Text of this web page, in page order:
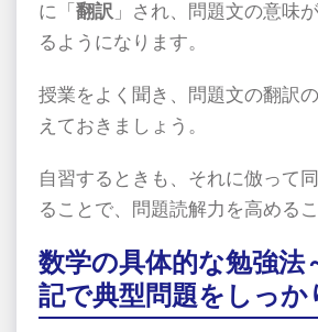
に「 翻訳 」され、問題文の意味
るようになります。
授業をよく聞き、問題文の翻訳
えておきましょう。
自習するときも、それに倣って
ることで、問題読解力を高める
数学の具体的な勉強
記で典型問題をしっか